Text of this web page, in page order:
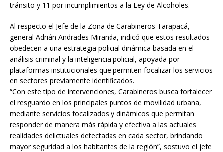
tránsito y 11 por incumplimientos a la Ley de Alcoholes.
Al respecto el Jefe de la Zona de Carabineros Tarapacá,
general Adrián Andrades Miranda, indicó que estos resultados
obedecen a una estrategia policial dinámica basada en el
análisis criminal y la inteligencia policial, apoyada por
plataformas institucionales que permiten focalizar los servicios
en sectores previamente identificados.
“Con este tipo de intervenciones, Carabineros busca fortalecer
el resguardo en los principales puntos de movilidad urbana,
mediante servicios focalizados y dinámicos que permitan
responder de manera más rápida y efectiva a las actuales
realidades delictuales detectadas en cada sector, brindando
mayor seguridad a los habitantes de la región”, sostuvo el jefe